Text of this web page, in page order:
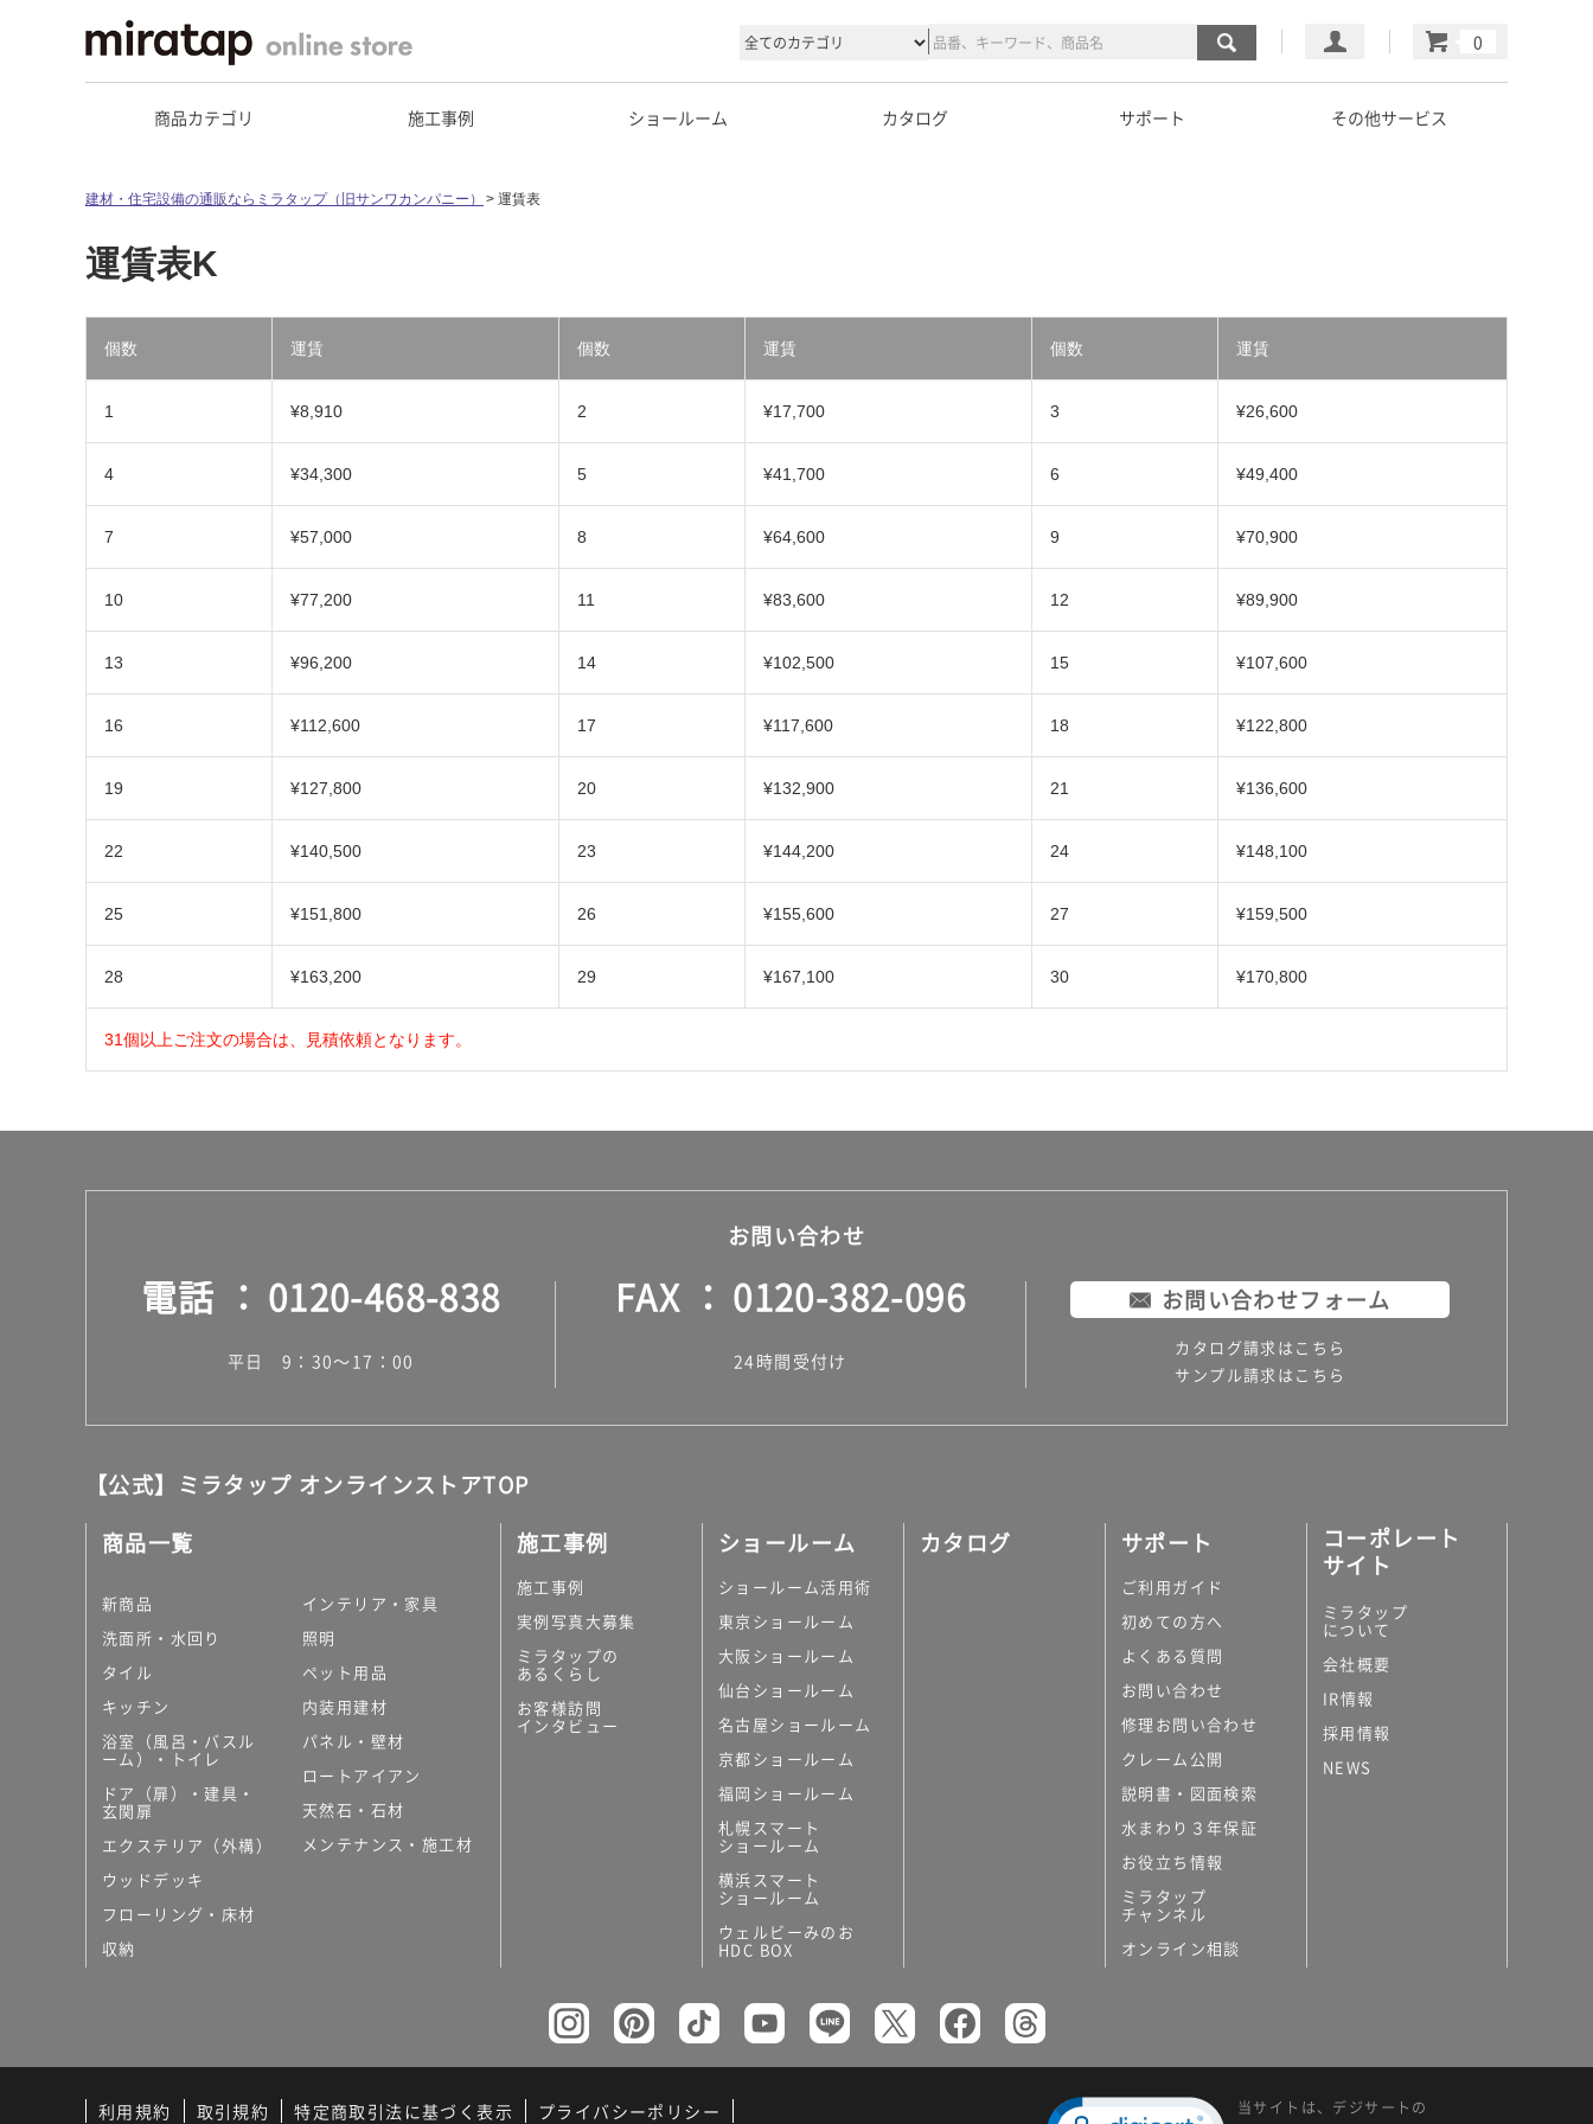
マイページ
カート
商品カテゴリ 施工事例 ショールーム カタログ サポート その他サービス
建材・住宅設備の通販ならミラタップ（旧サンワカンパニー） 運賃表
運賃表K
個数 運賃 個数 運賃 個数 運賃
1 ¥8,910 2 ¥17,700 3 ¥26,600
4 ¥34,300 5 ¥41,700 6 ¥49,400
7 ¥57,000 8 ¥64,600 9 ¥70,900
10 ¥77,200 11 ¥83,600 12 ¥89,900
13 ¥96,200 14 ¥102,500 15 ¥107,600
16 ¥112,600 17 ¥117,600 18 ¥122,800
19 ¥127,800 20 ¥132,900 21 ¥136,600
22 ¥140,500 23 ¥144,200 24 ¥148,100
25 ¥151,800 26 ¥155,600 27 ¥159,500
28 ¥163,200 29 ¥167,100 30 ¥170,800
31個以上ご注文の場合は、見積依頼となります。
お問い合わせ
電話 0120-468-838
平日 9：30～17：00
FAX 0120-382-096
24時間受付け
お問い合わせフォーム
カタログ請求はこちら
サンプル請求はこちら
【公式】ミラタップ オンラインストアTOP
商品一覧
新商品
洗面所・水回り
タイル
キッチン
浴室（風呂・バスル
ーム）・トイレ
ドア（扉）・建具・
玄関扉
エクステリア（外構）
ウッドデッキ
フローリング・床材
収納
インテリア・家具
照明
ペット用品
内装用建材
パネル・壁材
ロートアイアン
天然石・石材
メンテナンス・施工材
施工事例
施工事例
実例写真大募集
ミラタップの
あるくらし
お客様訪問
インタビュー
ショールーム
ショールーム活用術
東京ショールーム
大阪ショールーム
仙台ショールーム
名古屋ショールーム
京都ショールーム
福岡ショールーム
札幌スマート
ショールーム
横浜スマート
ショールーム
ウェルビーみのお
HDC BOX
カタログ サポート
ご利用ガイド
初めての方へ
よくある質問
お問い合わせ
修理お問い合わせ
クレーム公開
説明書・図面検索
水まわり３年保証
お役立ち情報
ミラタップ
チャンネル
オンライン相談
コーポレート
サイト
ミラタップ
について
会社概要
IR情報
採用情報
NEWS
当サイトは、デジサートの
利用規約 取引規約 特定商取引法に基づく表示 プライバシーポリシー